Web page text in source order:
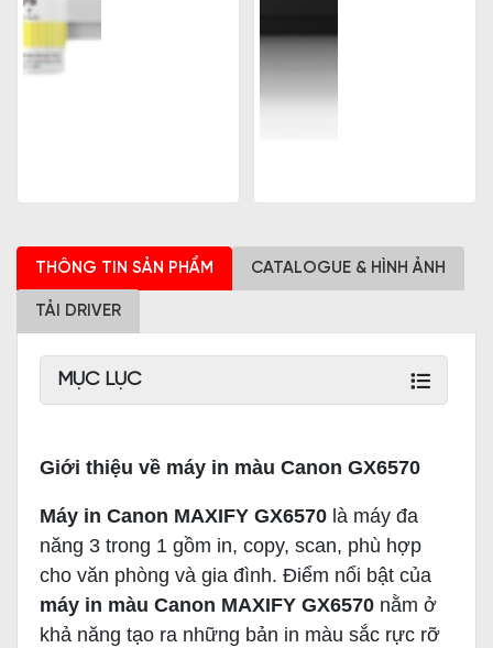
THÔNG TIN SẢN PHẨM CATALOGUE & HÌNH ẢNH
TẢI DRIVER
MỤC LỤC
Giới thiệu về máy in màu Canon GX6570
Máy in Canon MAXIFY GX6570 là máy đa
năng 3 trong 1 gồm in, copy, scan, phù hợp
cho văn phòng và gia đình. Điểm nổi bật của
máy in màu Canon MAXIFY GX6570 nằm ở
khả năng tạo ra những bản in màu sắc rực rỡ